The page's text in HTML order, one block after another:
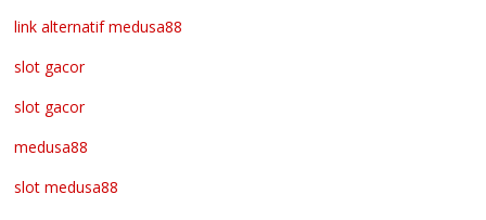
link alternatif medusa88
slot gacor
slot gacor
medusa88
slot medusa88